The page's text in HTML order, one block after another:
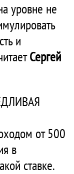
уровне не
и
Сергей
от 500
в
ставке.